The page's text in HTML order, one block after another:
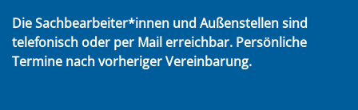
Die Sachbearbeiter*innen und Außenstellen sind
telefonisch oder per Mail erreichbar. Persönliche
Termine nach vorheriger Vereinbarung.